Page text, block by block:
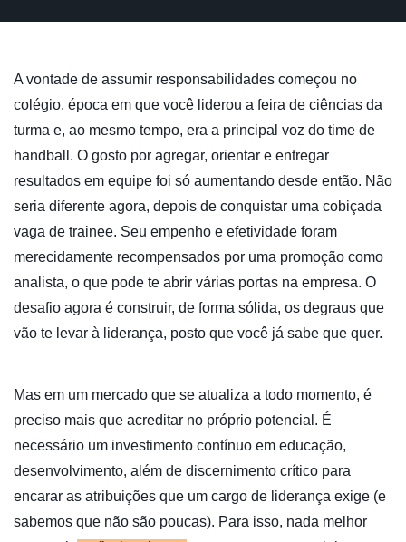
A vontade de assumir responsabilidades começou no
colégio, época em que você liderou a feira de ciências da
turma e, ao mesmo tempo, era a principal voz do time de
handball. O gosto por agregar, orientar e entregar
resultados em equipe foi só aumentando desde então. Não
seria diferente agora, depois de conquistar uma cobiçada
vaga de trainee. Seu empenho e efetividade foram
merecidamente recompensados por uma promoção como
analista, o que pode te abrir várias portas na empresa. O
desafio agora é construir, de forma sólida, os degraus que
vão te levar à liderança, posto que você já sabe que quer.
Mas em um mercado que se atualiza a todo momento, é
preciso mais que acreditar no próprio potencial. É
necessário um investimento contínuo em educação,
desenvolvimento, além de discernimento crítico para
encarar as atribuições que um cargo de liderança exige (e
sabemos que não são poucas). Para isso, nada melhor